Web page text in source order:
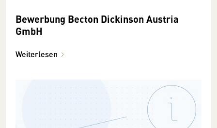
Bewerbung Becton Dickinson Austria
GmbH
Weiterlesen